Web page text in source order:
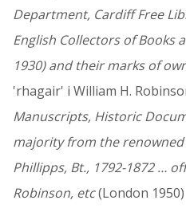
Department, Cardiff Free
English Collectors of Books
1930) and their marks of
'rhagair' i William H.
Manuscripts, Historic
majority from the
Phillipps, Bt., 1792-1872 …
Robinson, etc(London 1950)